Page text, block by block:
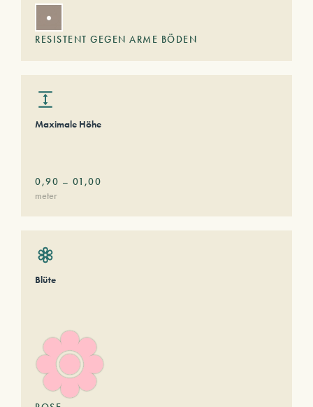
RESISTENT GEGEN ARME BÖDEN
Maximale Höhe
0,90 – 01,00
meter
Blüte